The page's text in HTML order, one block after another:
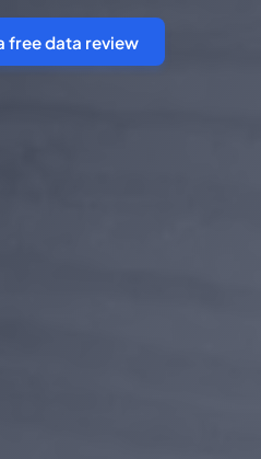
free data review